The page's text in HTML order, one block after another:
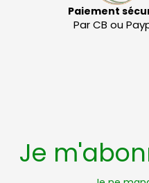
Paiement
Par CB ou
Je